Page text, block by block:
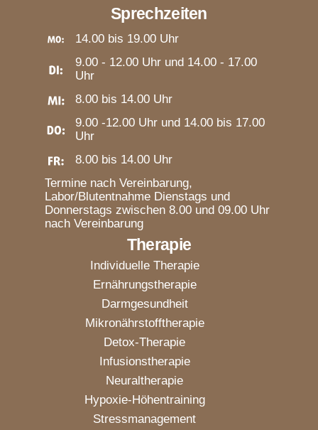
Therapie
Individuelle Therapie
Ernährungstherapie
Darmgesundheit
Mikronährstofftherapie
Detox-Therapie
Infusionstherapie
Neuraltherapie
Hypoxie-Höhentraining
Stressmanagement
Sprechzeiten
14.00 bis 19.00 Uhr
9.00 - 12.00 Uhr und 14.00 - 17.00
Uhr
8.00 bis 14.00 Uhr
9.00 -12.00 Uhr und 14.00 bis 17.00
Uhr
8.00 bis 14.00 Uhr
Termine nach Vereinbarung,
Labor/Blutentnahme Dienstags und
Donnerstags zwischen 8.00 und 09.00 Uhr
nach Vereinbarung